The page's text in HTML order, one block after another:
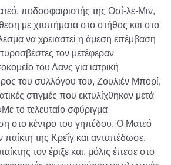
ποδοσφαιριστής της Οσί-λε-Μιν,
με χτυπήματα στο στήθος και στο
να χρειαστεί η άμεση επέμβαση
τον μετέφεραν
του Λανς για ιατρική
του συλλόγου του, Ζουλιέν Μπορί,
στιγμές που εκτυλίχθηκαν μετά
το τελευταίο σφύριγμα
στο κέντρο του γηπέδου. Ο Ματεό
της Κρεΐγ και ανταπέδωσε.
τον έριξε και, μόλις έπεσε στο